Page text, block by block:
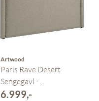
Artwood
Paris Rave Desert
Sengegavl - ...
6.999,-